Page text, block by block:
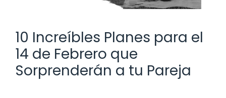
10 Increíbles Planes para el
14 de Febrero que
Sorprenderán a tu Pareja